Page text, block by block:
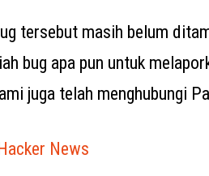
tersebut masih belum
bug apa pun untuk
juga telah menghubungi
News